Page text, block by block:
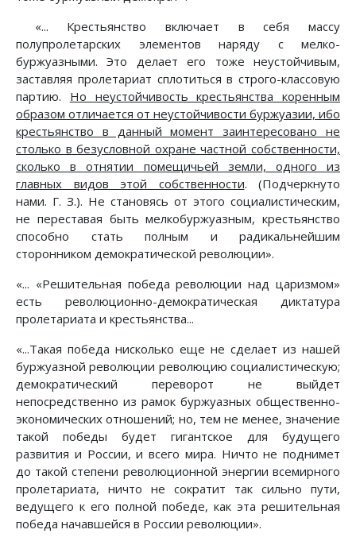
«... Крестьянство включает в себя массу
полупролетарских элементов наряду с мелко-
буржуазными. Это делает его тоже неустойчивым,
заставляя пролетариат сплотиться в строго-классовую
партию. Но неустойчивость крестьянства коренным
образом отличается от неустойчивости буржуазии, ибо
крестьянство в данный момент заинтересовано не
столько в безусловной охране частной собственности,
сколько в отнятии помещичьей земли, одного из
главных видов этой собственности. (Подчеркнуто
нами. Г. З.). Не становясь от этого социалистическим,
не переставая быть мелкобуржуазным, крестьянство
способно стать полным и радикальнейшим
сторонником демократической революции».
«... «Решительная победа революции над царизмом»
есть революционно-демократическая диктатура
пролетариата и крестьянства...
«...Такая победа нисколько еще не сделает из нашей
буржуазной революции революцию социалистическую;
демократический переворот не выйдет
непосредственно из рамок буржуазных общественно-
экономических отношений; но, тем не менее, значение
такой победы будет гигантское для будущего
развития и России, и всего мира. Ничто не поднимет
до такой степени революционной энергии всемирного
пролетариата, ничто не сократит так сильно пути,
ведущего к его полной победе, как эта решительная
победа начавшейся в России революции».